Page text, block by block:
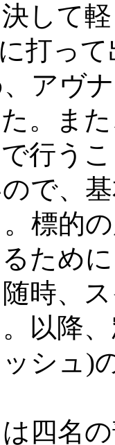
して
打っ
アヴ
。ま
行う
で、
標的
ため
時、
以降
シュ)
四名